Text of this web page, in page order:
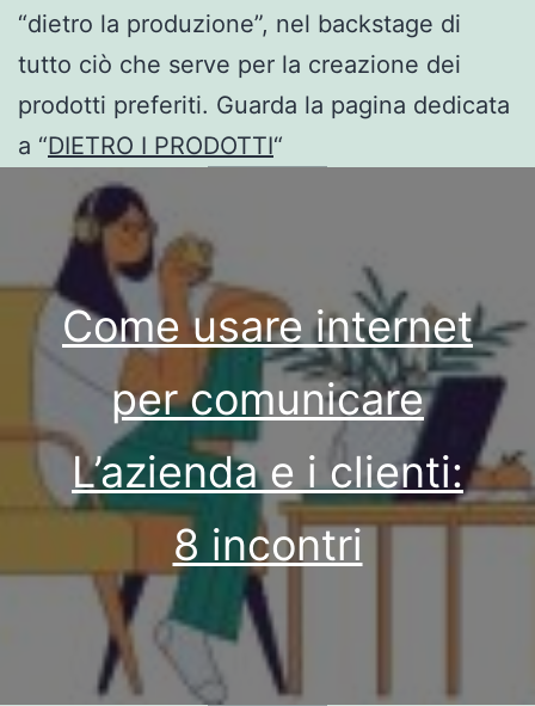
“dietro la produzione”, nel backstage di
tutto ciò che serve per la creazione dei
prodotti preferiti. Guarda la pagina dedicata
a “DIETRO I PRODOTTI“
Come usare internet
per comunicare
L’azienda e i clienti:
8 incontri